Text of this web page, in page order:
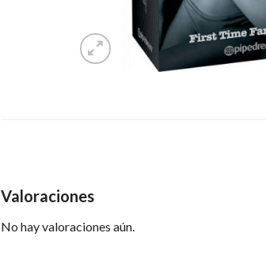
Valoraciones
No hay valoraciones aún.